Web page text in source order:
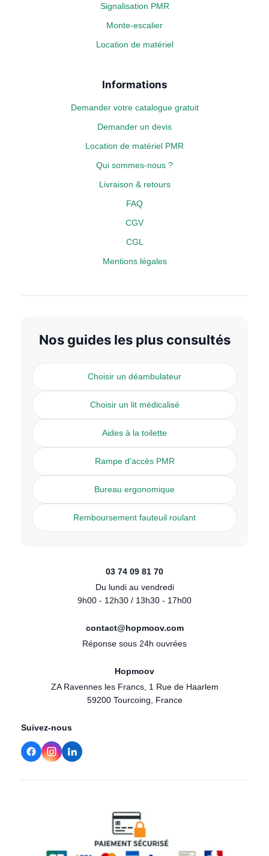
Signalisation PMR
Monte-escalier
Location de matériel
Informations
Demander votre catalogue gratuit
Demander un devis
Location de matériel PMR
Qui sommes-nous ?
Livraison & retours
FAQ
CGV
CGL
Mentions légales
Nos guides les plus consultés
Choisir un déambulateur
Choisir un lit médicalisé
Aides à la toilette
Rampe d'accès PMR
Bureau ergonomique
Remboursement fauteuil roulant
03 74 09 81 70
Du lundi au vendredi
9h00 - 12h30 / 13h30 - 17h00
contact@hopmoov.com
Réponse sous 24h ouvrées
Hopmoov
ZA Ravennes les Francs, 1 Rue de Haarlem
59200 Tourcoing, France
Suivez-nous